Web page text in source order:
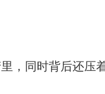
，同时背后还压